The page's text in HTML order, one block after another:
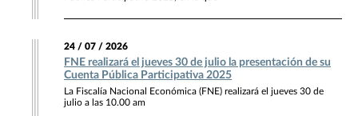
24 / 07 / 2026
FNE realizará el jueves 30 de julio la presentación de su
Cuenta Pública Participativa 2025
La Fiscalía Nacional Económica (FNE) realizará el jueves 30 de
julio a las 10.00 am